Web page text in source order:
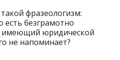
фразеологизм:
есть безграмотно
имеющий юридической
не напоминает?